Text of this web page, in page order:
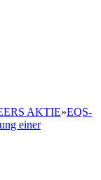
AKTIE»EQS-
einer